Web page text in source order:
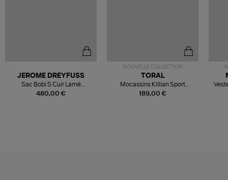
480,00 €
JEROME DREYFUSS
Sac Bobi S Cuir Lamé
Champagne
NOUVELLE COLLECTION
189,00 €
TORAL
Mocassins Killian Sport
Mousse